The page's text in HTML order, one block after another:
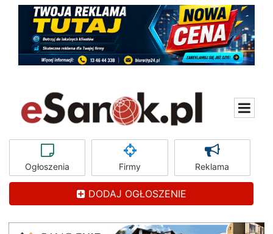
Ogłoszenia Firmy Reklama
DODAJ OGŁOSZENIE